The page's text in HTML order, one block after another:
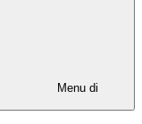
Menu di